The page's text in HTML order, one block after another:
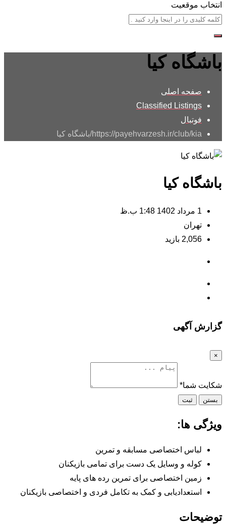
انتخاب موقعیت
باشگاه کیا
صفحه اصلی
Classified Listings
فوتبال
https://payehvarzesh.ir/club/kia/ باشگاه کیا
باشگاه کیا
1 مرداد 1402 1:48 ب.ظ
تهران
2,056 بازید
گزارش آگهی
×
شکایت شما*
بستن ثبت
ویژگی ها:
لباس اختصاصی مسابقه و تمرین
کوله و وسایل یک دست برای تمامی بازیکنان
زمین اختصاصی برای تمرین رده های پایه
استعدادیابی و کمک به تکامل فردی و اختصاصی بازیکنان
توضیحات